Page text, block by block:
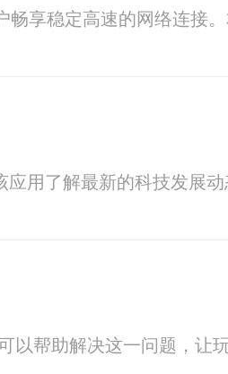
享稳定高速的网络连
用了解最新的科技发展动
帮助解决这一问题，让玩